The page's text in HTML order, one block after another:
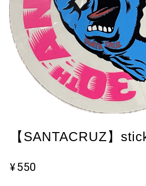
【SANTACRUZ】
¥550